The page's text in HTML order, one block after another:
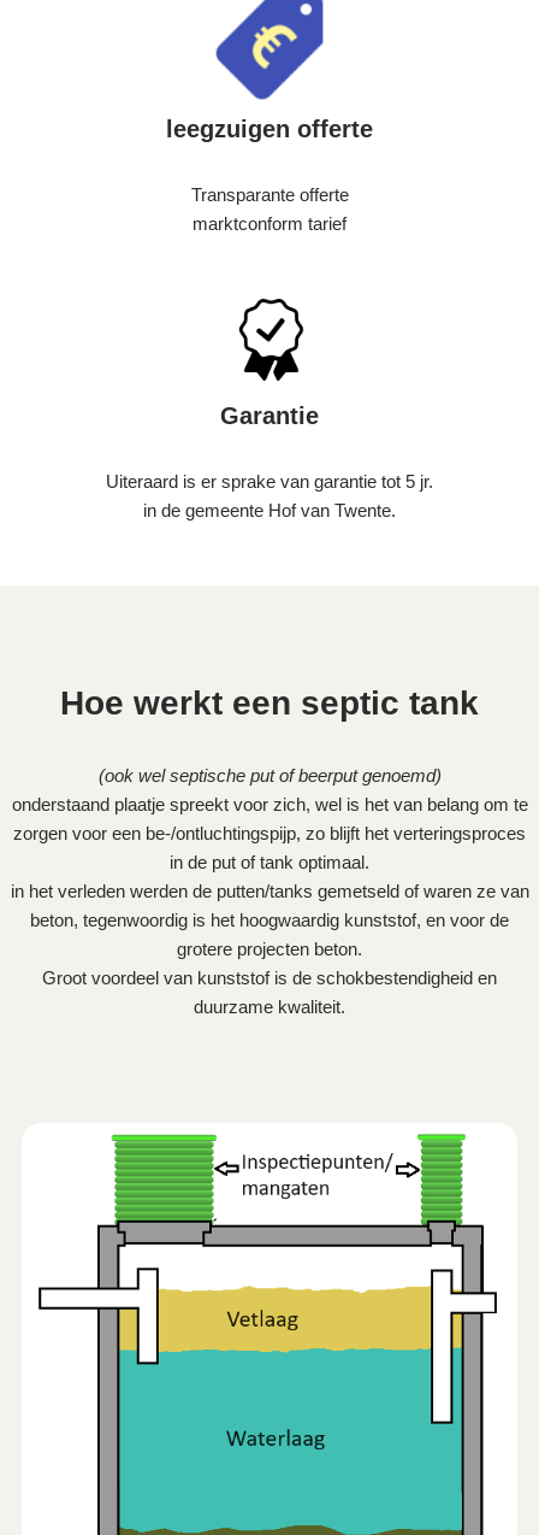
leegzuigen offerte
Transparante offerte
marktconform tarief
Garantie
Uiteraard is er sprake van garantie tot 5 jr.
in de gemeente Hof van Twente.
Hoe werkt een septic tank
(ook wel septische put of beerput genoemd)
onderstaand plaatje spreekt voor zich, wel is het van belang om te
zorgen voor een be-/ontluchtingspijp, zo blijft het verteringsproces
in de put of tank optimaal.
in het verleden werden de putten/tanks gemetseld of waren ze van
beton, tegenwoordig is het hoogwaardig kunststof, en voor de
grotere projecten beton.
Groot voordeel van kunststof is de schokbestendigheid en
duurzame kwaliteit.